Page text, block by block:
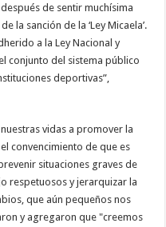
de sentir muchísima
la sanción de la ‘Ley Micaela’.
a la Ley Nacional y
conjunto del sistema público
deportivas”,
vidas a promover la
convencimiento de que es
situaciones graves de
respetuosos y jerarquizar la
que aún pequeños nos
y agregaron que "creemos